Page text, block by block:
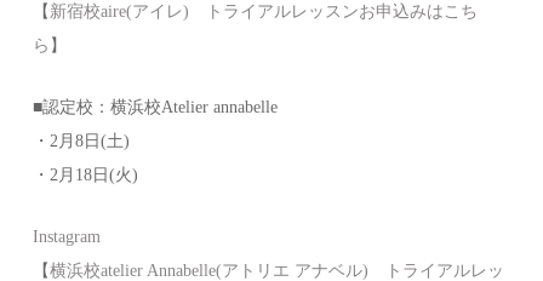
【 新宿校aire(アイレ) トライアルレッスンお申込みはこち
ら 】
■認定校：横浜校Atelier annabelle
・2月8日(土)
・2月18日(火)
Instagram
【横浜校atelier Annabelle(アトリエ アナベル) トライアルレッ